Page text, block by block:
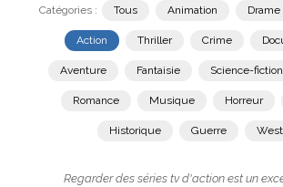
Catégories : Tous Animation Drame
Action Thriller Crime
Aventure Fantaisie Science-fiction
Romance Musique Horreur
Historique Guerre
Regarder des séries tv d'action est un